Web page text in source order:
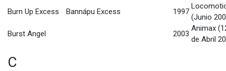
Burn Up Excess
Bannápu Excess 1997
(Junio
Burst Angel
2003
Animax
de Abril
C